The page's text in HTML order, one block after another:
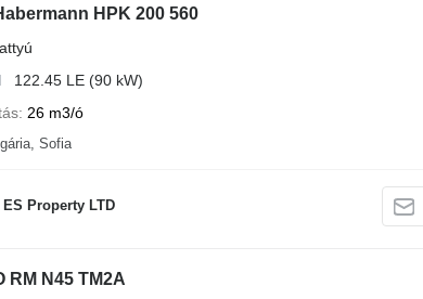
HPK 200 560
122.45 LE (90 kW)
26 m3/ó
Sofia
ES Property LTD
RM N45 TM2A